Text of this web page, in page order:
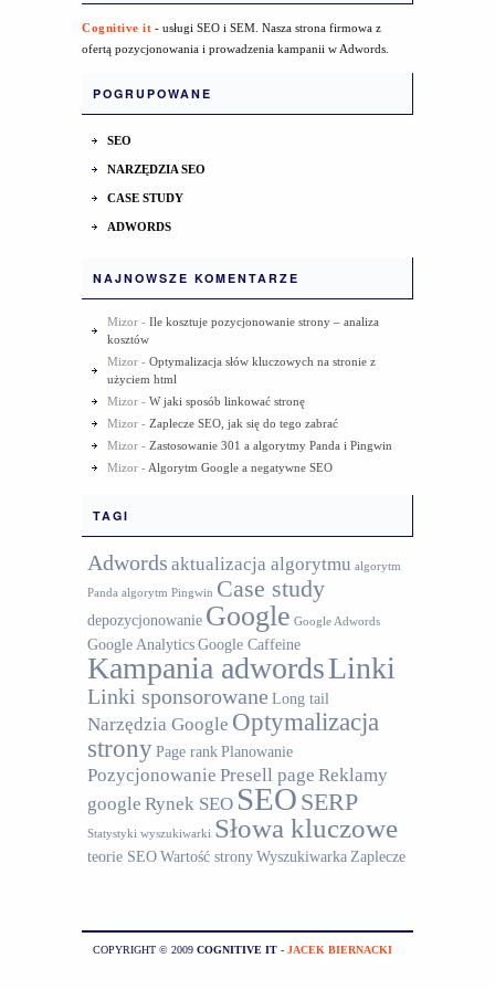
Cognitive it - usługi SEO i SEM. Nasza strona firmowa z
ofertą pozycjonowania i prowadzenia kampanii w Adwords.
POGRUPOWANE
SEO
NARZĘDZIA SEO
CASE STUDY
ADWORDS
NAJNOWSZE KOMENTARZE
Mizor - Ile kosztuje pozycjonowanie strony – analiza
kosztów
Mizor - Optymalizacja słów kluczowych na stronie z
użyciem html
Mizor - W jaki sposób linkować stronę
Mizor - Zaplecze SEO, jak się do tego zabrać
Mizor - Zastosowanie 301 a algorytmy Panda i Pingwin
Mizor - Algorytm Google a negatywne SEO
TAGI
Adwords aktualizacja algorytmu algorytm
Panda algorytm Pingwin Case study
depozycjonowanie Google Google Adwords
Google AnalyticsGoogle Caffeine
Kampania adwordsLinki
Linki sponsorowane Long tail
Narzędzia Google Optymalizacja
stronyPage rankPlanowanie
Pozycjonowanie Presell page Reklamy
google Rynek SEO SEO SERP
Statystyki wyszukiwarki Słowa kluczowe
teorie SEOWartość stronyWyszukiwarka Zaplecze
COPYRIGHT © 2009 COGNITIVE IT - JACEK BIERNACKI